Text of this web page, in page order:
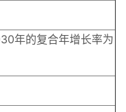
年的复合年增长率为